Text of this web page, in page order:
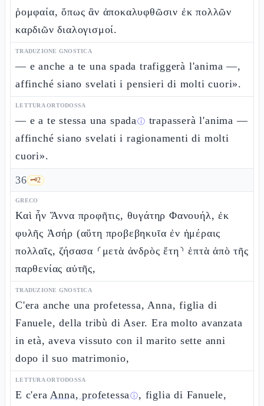
ῥομφαία, ὅπως ἂν ἀποκαλυφθῶσιν ἐκ πολλῶν
καρδιῶν διαλογισμοί.
TRADUZIONE GNOSTICA
— e anche a te una spada trafiggerà l'anima —,
affinché siano svelati i pensieri di molti cuori».
LETTURA ORTODOSSA
— e a te stessa unaspadaⓘ trapasserà l'anima —
affinché siano svelati i ragionamenti di molti
cuori».
36 🗝️2
GRECO
Καὶ ἦν Ἅννα προφῆτις, θυγάτηρ Φανουήλ, ἐκ
φυλῆς Ἀσήρ (αὕτη προβεβηκυῖα ἐν ἡμέραις
πολλαῖς, ζήσασα ⸂μετὰ ἀνδρὸς ἔτη⸃ ἑπτὰ ἀπὸ τῆς
παρθενίας αὐτῆς,
TRADUZIONE GNOSTICA
C'era anche una profetessa, Anna, figlia di
Fanuele, della tribù di Aser. Era molto avanzata
in età, aveva vissuto con il marito sette anni
dopo il suo matrimonio,
LETTURA ORTODOSSA
E c'eraAnna, profetessaⓘ, figlia di Fanuele,